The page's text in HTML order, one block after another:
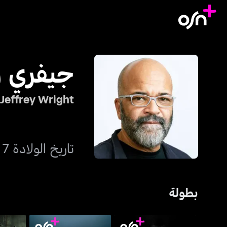
جيفري
Jeffrey Wright
تاريخ الولادة 7 ديسمبر 1965
بطولة